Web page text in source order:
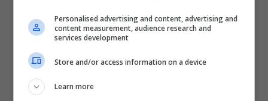
Personalised advertising and content, advertising and
content measurement, audience research and
services development
Store and/or access information on a device
Learn more